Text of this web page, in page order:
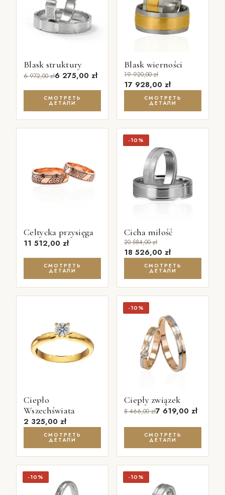
Blask struktury
6 972,00zł6 275,00 zł
СМОТРЕТЬ
ДЕТАЛИ
Blask wierności
19 920,00zł
17 928,00 zł
СМОТРЕТЬ
ДЕТАЛИ
Celtycka przysięga
11 512,00 zł
СМОТРЕТЬ
ДЕТАЛИ
-10%
Cicha miłość
20 584,00zł
18 526,00 zł
СМОТРЕТЬ
ДЕТАЛИ
Ciepło
Wszechświata
2 325,00 zł
СМОТРЕТЬ
ДЕТАЛИ
-10%
Ciepły związek
8 466,00zł7 619,00 zł
СМОТРЕТЬ
ДЕТАЛИ
-10% -10%